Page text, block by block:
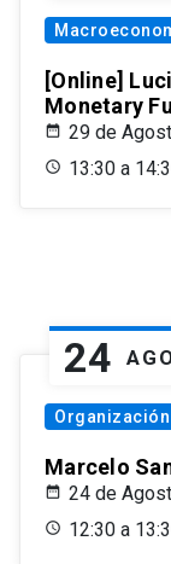
[Online]
Monetary
29 de
13:30 a
24
Marcelo
24 de
12:30 a